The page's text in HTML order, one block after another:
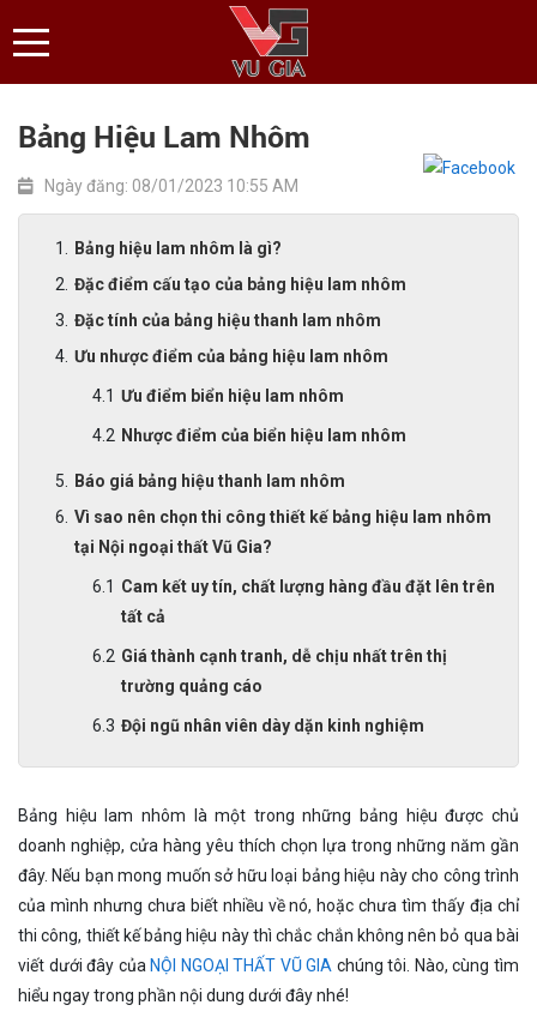
Bảng Hiệu Lam Nhôm
Ngày đăng: 08/01/2023 10:55 AM
Bảng hiệu lam nhôm là gì?
Đặc điểm cấu tạo của bảng hiệu lam nhôm
Đặc tính của bảng hiệu thanh lam nhôm
Ưu nhược điểm của bảng hiệu lam nhôm
Ưu điểm biển hiệu lam nhôm
Nhược điểm của biển hiệu lam nhôm
Báo giá bảng hiệu thanh lam nhôm
Vì sao nên chọn thi công thiết kế bảng hiệu lam nhôm
tại Nội ngoại thất Vũ Gia?
Cam kết uy tín, chất lượng hàng đầu đặt lên trên
tất cả
Giá thành cạnh tranh, dễ chịu nhất trên thị
trường quảng cáo
Đội ngũ nhân viên dày dặn kinh nghiệm
Bảng hiệu lam nhôm là một trong những bảng hiệu được chủ
doanh nghiệp, cửa hàng yêu thích chọn lựa trong những năm gần
đây. Nếu bạn mong muốn sở hữu loại bảng hiệu này cho công trình
của mình nhưng chưa biết nhiều về nó, hoặc chưa tìm thấy địa chỉ
thi công, thiết kế bảng hiệu này thì chắc chắn không nên bỏ qua bài
viết dưới đây của NỘI NGOẠI THẤT VŨ GIA chúng tôi. Nào, cùng tìm
hiểu ngay trong phần nội dung dưới đây nhé!